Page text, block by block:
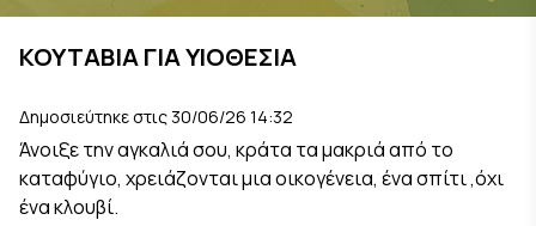
ΚΟΥΤΑΒΙΑ ΓΙΑ ΥΙΟΘΕΣΙΑ
Δημοσιεύτηκε στις 30/06/26 14:32
Άνοιξε την αγκαλιά σου, κράτα τα μακριά από το
καταφύγιο, χρειάζονται μια οικογένεια, ένα σπίτι ,όχι
ένα κλουβί.